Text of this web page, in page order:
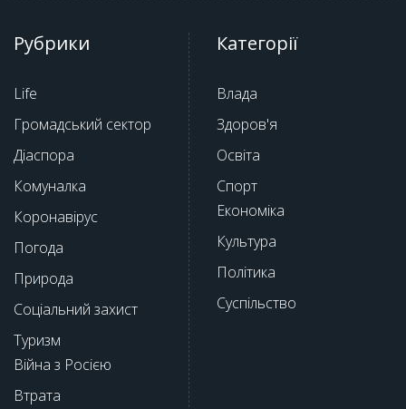
Рубрики
Life
Громадський сектор
Діаспора
Комуналка
Коронавірус
Погода
Природа
Соціальний захист
Туризм
Війна з Росією
Втрата
Категорії
Влада
Здоров'я
Освіта
Спорт
Економіка
Культура
Політика
Суспільство